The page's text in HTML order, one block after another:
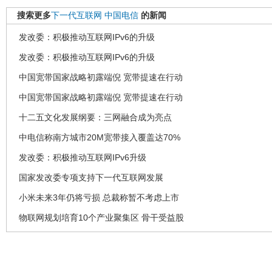
搜索更多下一代互联网 中国电信 的新闻
发改委：积极推动互联网IPv6的升级
发改委：积极推动互联网IPv6的升级
中国宽带国家战略初露端倪 宽带提速在行动
中国宽带国家战略初露端倪 宽带提速在行动
十二五文化发展纲要：三网融合成为亮点
中电信称南方城市20M宽带接入覆盖达70%
发改委：积极推动互联网IPv6升级
国家发改委专项支持下一代互联网发展
小米未来3年仍将亏损 总裁称暂不考虑上市
物联网规划培育10个产业聚集区 骨干受益股